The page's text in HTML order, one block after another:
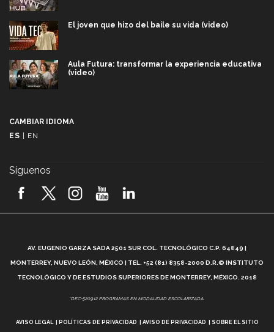
El joven que hizo del baile su vida (video)
Aula Futura: transformar la experiencia educativa
(video)
2026! (video)
¿Cómo es el Modelo Educativo Tec? (video)
Vida Tec: Feminismo e Inteligencia Artificial, Paola
CAMBIAR IDIOMA
ES
EN
Síguenos
AV. EUGENIO GARZA SADA 2501 SUR COL. TECNOLÓGICO C.P. 64849 |
MONTERREY, NUEVO LEÓN, MÉXICO | TEL. +52 (81) 8358-2000 D.R.© INSTITUTO
TECNOLÓGICO Y DE ESTUDIOS SUPERIORES DE MONTERREY, MÉXICO. 2018
*DEC-520912 PROGRAMAS EN MODALIDAD ESCOLARIZADA.
AVISO LEGAL POLÍTICAS DE PRIVACIDAD AVISO DE PRIVACIDAD SOBRE EL SITIO